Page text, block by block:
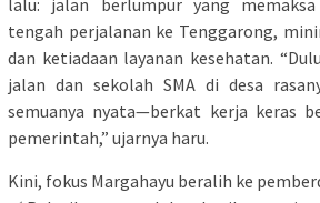
lalu: jalan berlumpur yang
tengah perjalanan ke Tenggarong,
dan ketiadaan layanan kesehatan.
jalan dan sekolah SMA di desa
semuanya nyata—berkat kerja keras
pemerintah,” ujarnya haru.
Kini, fokus Margahayu beralih ke